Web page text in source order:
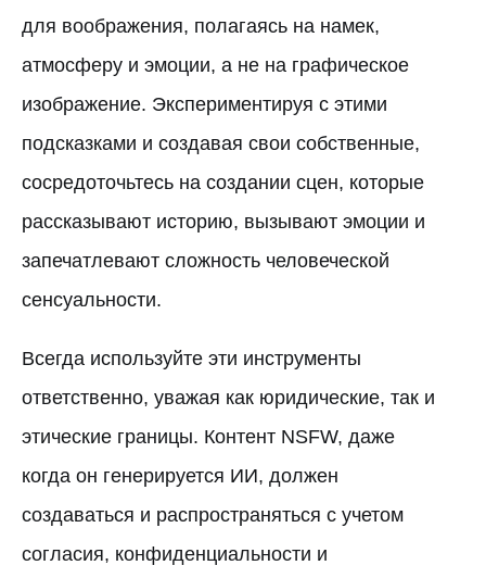
для воображения, полагаясь на намек,
атмосферу и эмоции, а не на графическое
изображение. Экспериментируя с этими
подсказками и создавая свои собственные,
сосредоточьтесь на создании сцен, которые
рассказывают историю, вызывают эмоции и
запечатлевают сложность человеческой
сенсуальности.
Всегда используйте эти инструменты
ответственно, уважая как юридические, так и
этические границы. Контент NSFW, даже
когда он генерируется ИИ, должен
создаваться и распространяться с учетом
согласия, конфиденциальности и